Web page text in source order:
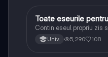
Limba și literatura română
Toate eseurile
Contin eseul propriu zis
Univ. 5,290 108